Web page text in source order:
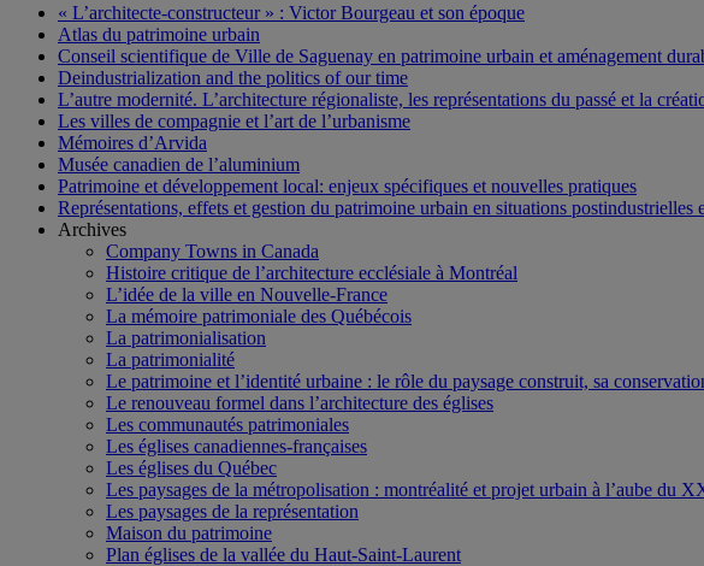
« L’architecte-constructeur » : Victor Bourgeau et son époque
Atlas du patrimoine urbain
Conseil scientifique de Ville de Saguenay en patrimoine urbain et aménagement
Deindustrialization and the politics of our time
L’autre modernité. L’architecture régionaliste, les représentations du passé et la
Les villes de compagnie et l’art de l’urbanisme
Mémoires d’Arvida
Musée canadien de l’aluminium
Patrimoine et développement local: enjeux spécifiques et nouvelles pratiques
Représentations, effets et gestion du patrimoine urbain en situations postindustrielles
Archives
Company Towns in Canada
Histoire critique de l’architecture ecclésiale à Montréal
L’idée de la ville en Nouvelle-France
La mémoire patrimoniale des Québécois
La patrimonialisation
La patrimonialité
Le patrimoine et l’identité urbaine : le rôle du paysage construit, sa
Le renouveau formel dans l’architecture des églises
Les communautés patrimoniales
Les églises canadiennes-françaises
Les églises du Québec
Les paysages de la métropolisation : montréalité et projet urbain à l’aube du
Les paysages de la représentation
Maison du patrimoine
Plan églises de la vallée du Haut-Saint-Laurent